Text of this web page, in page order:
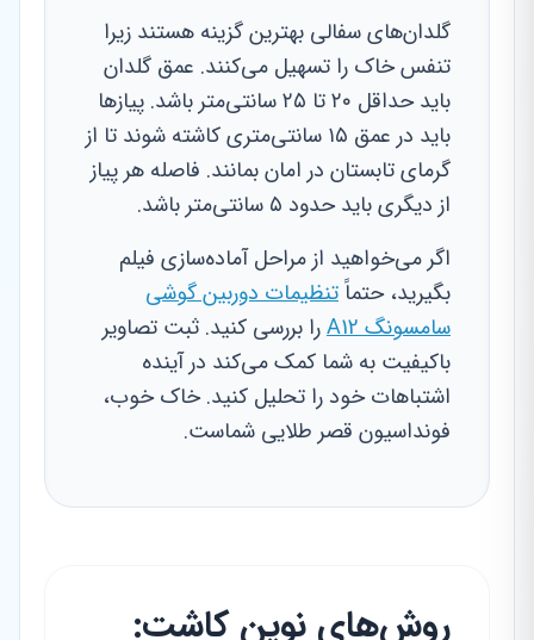
گلدان‌های سفالی بهترین گزینه هستند زیرا
تنفس خاک را تسهیل می‌کنند. عمق گلدان
باید حداقل ۲۰ تا ۲۵ سانتی‌متر باشد. پیازها
باید در عمق ۱۵ سانتی‌متری کاشته شوند تا از
گرمای تابستان در امان بمانند. فاصله هر پیاز
از دیگری باید حدود ۵ سانتی‌متر باشد.
اگر می‌خواهید از مراحل آماده‌سازی فیلم
بگیرید، حتماًتنظیمات دوربین گوشی
سامسونگ A12
را بررسی کنید. ثبت تصاویر
باکیفیت به شما کمک می‌کند در آینده
اشتباهات خود را تحلیل کنید. خاک خوب،
فونداسیون قصر طلایی شماست.
روش‌های نوین کاشت: